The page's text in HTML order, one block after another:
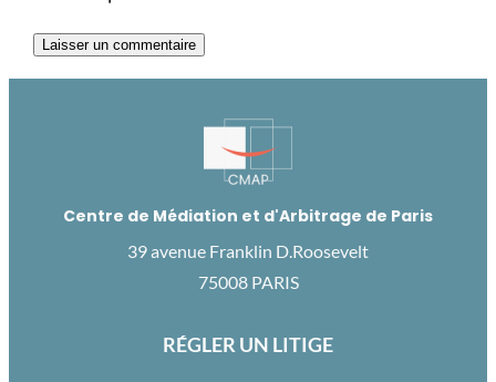
Centre de Médiation et d'Arbitrage de Paris
39 avenue Franklin D.Roosevelt
75008 PARIS
RÉGLER UN LITIGE